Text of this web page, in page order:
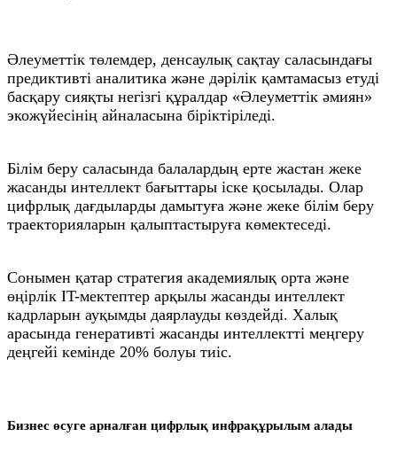
Әлеуметтік төлемдер, денсаулық сақтау саласындағы
предиктивті аналитика және дәрілік қамтамасыз етуді
басқару сияқты негізгі құралдар «Әлеуметтік әмиян»
экожүйесінің айналасына біріктіріледі.
Білім беру саласында балалардың ерте жастан жеке
жасанды интеллект бағыттары іске қосылады. Олар
цифрлық дағдыларды дамытуға және жеке білім беру
траекторияларын қалыптастыруға көмектеседі.
Сонымен қатар стратегия академиялық орта және
өңірлік IT-мектептер арқылы жасанды интеллект
кадрларын ауқымды даярлауды көздейді. Халық
арасында генеративті жасанды интеллектті меңгеру
деңгейі кемінде 20% болуы тиіс.
Бизнес өсуге арналған цифрлық инфрақұрылым алады